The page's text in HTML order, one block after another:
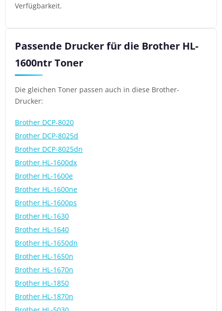
Verfügbarkeit.
Passende Drucker für die Brother HL-
1600ntr Toner
Die gleichen Toner passen auch in diese Brother-
Drucker:
Brother DCP-8020
Brother DCP-8025d
Brother DCP-8025dn
Brother HL-1600dx
Brother HL-1600e
Brother HL-1600ne
Brother HL-1600ps
Brother HL-1630
Brother HL-1640
Brother HL-1650dn
Brother HL-1650n
Brother HL-1670n
Brother HL-1850
Brother HL-1870n